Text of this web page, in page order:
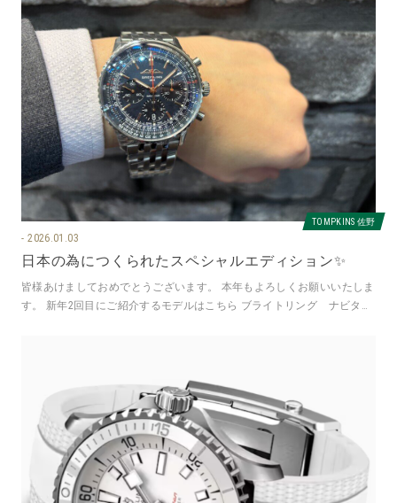
TOMPKINS 佐野
2026.01.03
日本の為につくられたスペシャルエディション✨
皆様あけましておめでとうございます。 本年もよろしくお願いいたしま
す。 新年2回目にご紹介するモデルはこちら ブライトリング ナビタイ